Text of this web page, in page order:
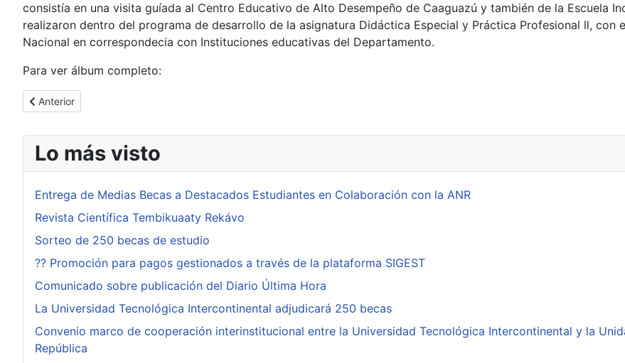
consistía en una visita guíada al Centro Educativo de Alto Desempeño de Caaguazú y también de la Escuela
realizaron dentro del programa de desarrollo de la asignatura Didáctica Especial y Práctica Profesional ll, con
Nacional en correspondecia con Instituciones educativas del Departamento.
Para ver álbum completo:
Artículo anterior: Proyecto Jardín Vertical en la UTIC Sede Dr. Juan E. Estigarribia
Anterior
Lo más visto
Entrega de Medias Becas a Destacados Estudiantes en Colaboración con la ANR
Revista Científica Tembikuaaty Rekávo
Sorteo de 250 becas de estudio
?? Promoción para pagos gestionados a través de la plataforma SIGEST
Comunicado sobre publicación del Diario Última Hora
La Universidad Tecnológica Intercontinental adjudicará 250 becas
Convenio marco de cooperación interinstitucional entre la Universidad Tecnológica Intercontinental y la
República